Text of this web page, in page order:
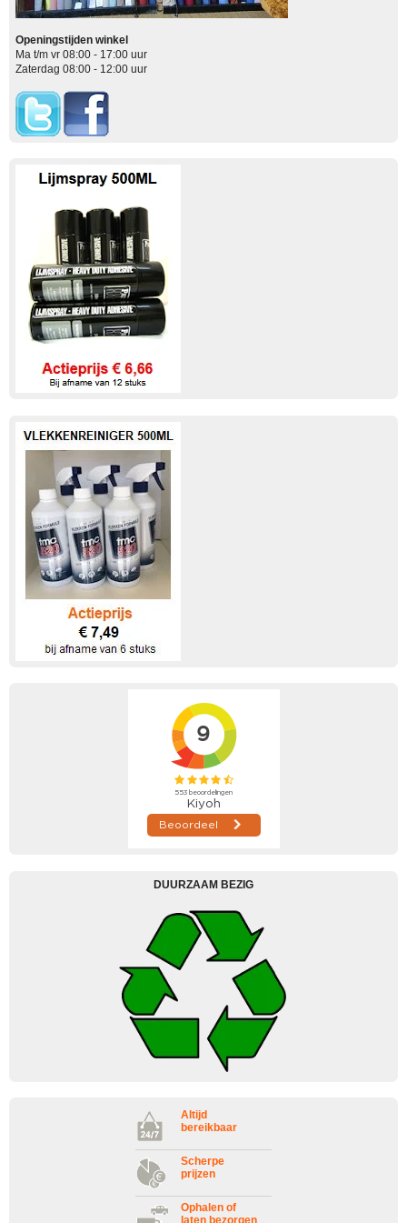
Openingstijden winkel
Ma t/m vr 08:00 - 17:00 uur
Zaterdag 08:00 - 12:00 uur
DUURZAAM BEZIG
Altijd
bereikbaar
Scherpe
prijzen
Ophalen of
laten bezorgen